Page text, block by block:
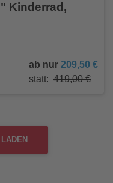
Kinderrad,
ab nur 209,50 €
statt: 419,00 €